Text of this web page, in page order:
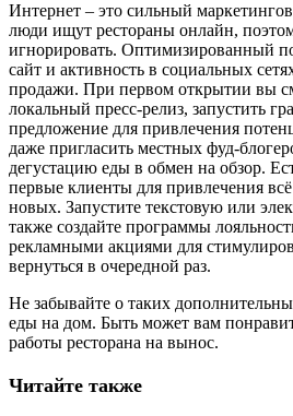
Интернет – это сильный
люди ищут рестораны онлайн,
игнорировать. Оптимизированный
сайт и активность в социальных
продажи. При первом открытии вы
локальный пресс-релиз, запустить
предложение для привлечения
даже пригласить местных фуд-
дегустацию еды в обмен на обзор.
первые клиенты для привлечения
новых. Запустите текстовую или
также создайте программы
рекламными акциями для
вернуться в очередной раз.
Не забывайте о таких
еды на дом. Быть может вам
работы ресторана на вынос.
Читайте также